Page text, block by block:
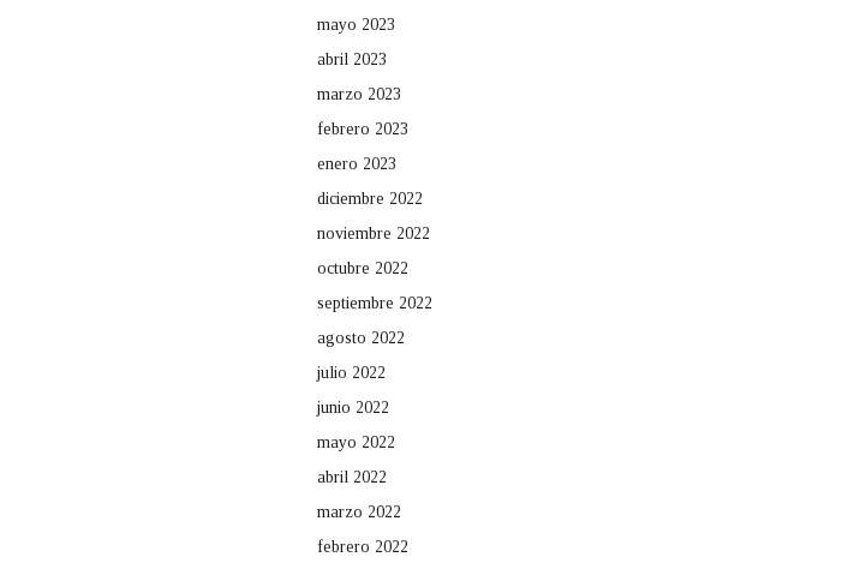
mayo 2023
abril 2023
marzo 2023
febrero 2023
enero 2023
diciembre 2022
noviembre 2022
octubre 2022
septiembre 2022
agosto 2022
julio 2022
junio 2022
mayo 2022
abril 2022
marzo 2022
febrero 2022